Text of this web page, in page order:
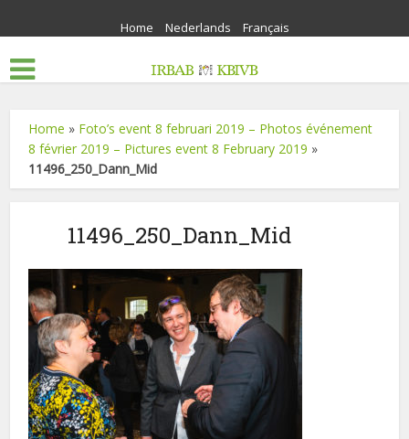
Home Nederlands Français
Home » Foto’s event 8 februari 2019 – Photos événement
8 février 2019 – Pictures event 8 February 2019 »
11496_250_Dann_Mid
11496_250_Dann_Mid